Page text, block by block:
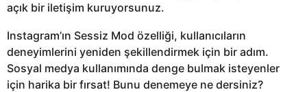
açık bir iletişim kuruyorsunuz.
Instagram’ın Sessiz Mod özelliği, kullanıcıların
deneyimlerini yeniden şekillendirmek için bir adım.
Sosyal medya kullanımında denge bulmak isteyenler
için harika bir fırsat! Bunu denemeye ne dersiniz?